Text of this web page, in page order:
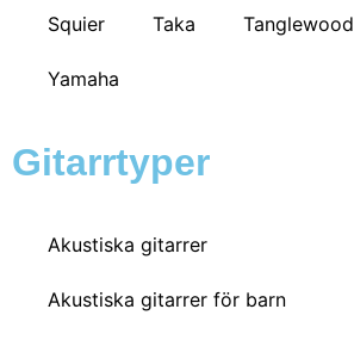
Squier Taka Tanglewood
Yamaha
Gitarrtyper
Akustiska gitarrer
Akustiska gitarrer för barn